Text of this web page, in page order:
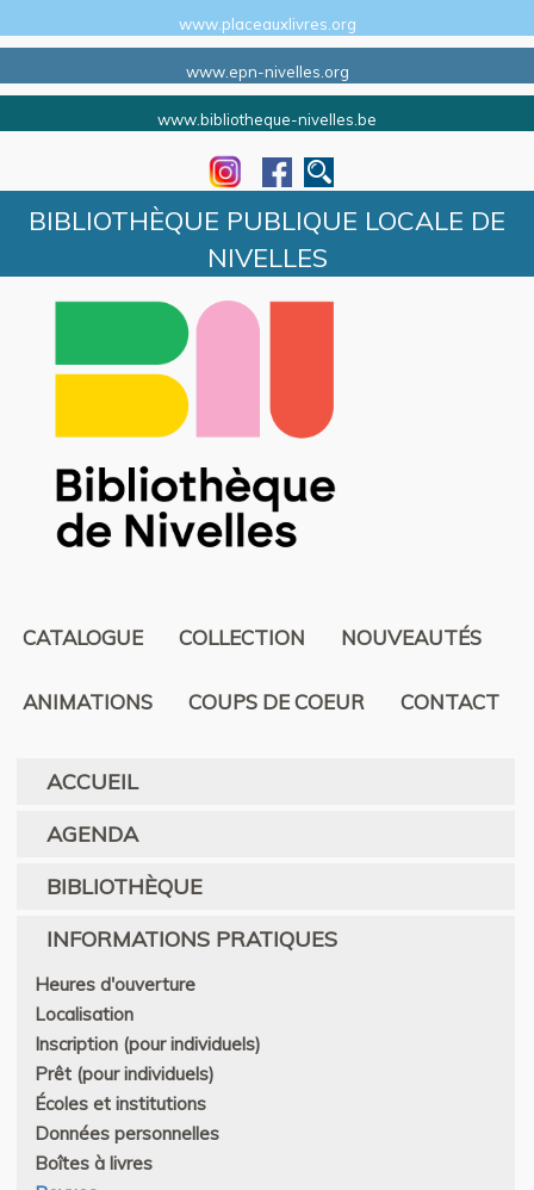
www.placeauxlivres.org
www.epn-nivelles.org
www.bibliotheque-nivelles.be
BIBLIOTHÈQUE PUBLIQUE LOCALE DE
NIVELLES
CATALOGUE COLLECTION NOUVEAUTÉS
ANIMATIONS COUPS DE COEUR CONTACT
ACCUEIL
AGENDA
BIBLIOTHÈQUE
INFORMATIONS PRATIQUES
Heures d'ouverture
Localisation
Inscription (pour individuels)
Prêt (pour individuels)
Écoles et institutions
Données personnelles
Boîtes à livres